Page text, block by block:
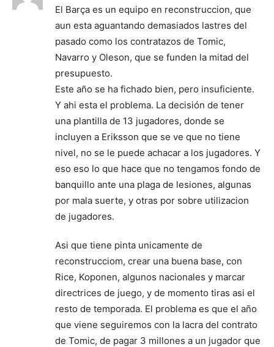
El Barça es un equipo en reconstruccion, que
aun esta aguantando demasiados lastres del
pasado como los contratazos de Tomic,
Navarro y Oleson, que se funden la mitad del
presupuesto.
Este año se ha fichado bien, pero insuficiente.
Y ahi esta el problema. La decisión de tener
una plantilla de 13 jugadores, donde se
incluyen a Eriksson que se ve que no tiene
nivel, no se le puede achacar a los jugadores. Y
eso eso lo que hace que no tengamos fondo de
banquillo ante una plaga de lesiones, algunas
por mala suerte, y otras por sobre utilizacion
de jugadores.
Asi que tiene pinta unicamente de
reconstrucciom, crear una buena base, con
Rice, Koponen, algunos nacionales y marcar
directrices de juego, y de momento tiras asi el
resto de temporada. El problema es que el año
que viene seguiremos con la lacra del contrato
de Tomic, de pagar 3 millones a un jugador que